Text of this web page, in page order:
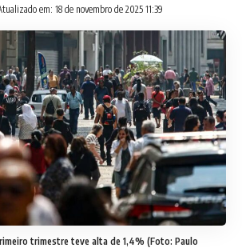
em: 18 de novembro de 2025 11:39
trimestre teve alta de 1,4% (Foto: Paulo